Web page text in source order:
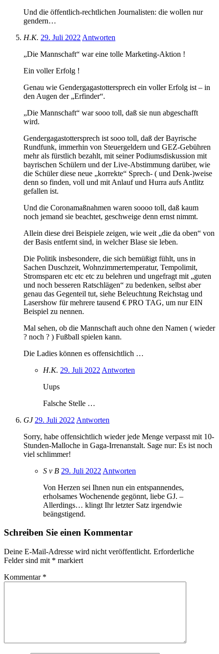
Und die öffentlich-rechtlichen Journalisten: die wollen nur
gendern…
H.K. 29. Juli 2022 Antworten
„Die Mannschaft“ war eine tolle Marketing-Aktion !
Ein voller Erfolg !
Genau wie Gendergagastottersprech ein voller Erfolg ist – in
den Augen der „Erfinder“.
„Die Mannschaft“ war sooo toll, daß sie nun abgeschafft
wird.
Gendergagastottersprech ist sooo toll, daß der Bayrische
Rundfunk, immerhin von Steuergeldern und GEZ-Gebühren
mehr als fürstlich bezahlt, mit seiner Podiumsdiskussion mit
bayrischen Schülern und der Live-Abstimmung darüber, wie
die Schüler diese neue „korrekte“ Sprech- ( und Denk-)weise
denn so finden, voll und mit Anlauf und Hurra aufs Antlitz
gefallen ist.
Und die Coronamaßnahmen waren soooo toll, daß kaum
noch jemand sie beachtet, geschweige denn ernst nimmt.
Allein diese drei Beispiele zeigen, wie weit „die da oben“ von
der Basis entfernt sind, in welcher Blase sie leben.
Die Politik insbesondere, die sich bemüßigt fühlt, uns in
Sachen Duschzeit, Wohnzimmertemperatur, Tempolimit,
Stromsparen etc etc etc zu belehren und ungefragt mit „guten
und noch besseren Ratschlägen“ zu bedenken, selbst aber
genau das Gegenteil tut, siehe Beleuchtung Reichstag und
Lasershow für mehrere tausend € PRO TAG, um nur EIN
Beispiel zu nennen.
Mal sehen, ob die Mannschaft auch ohne den Namen ( wieder
? noch ? ) Fußball spielen kann.
Die Ladies können es offensichtlich …
H.K. 29. Juli 2022 Antworten
Uups
Falsche Stelle …
GJ 29. Juli 2022 Antworten
Sorry, habe offensichtlich wieder jede Menge verpasst mit 10-
Stunden-Malloche in Gaga-Irrenanstalt. Sage nur: Es ist noch
viel schlimmer!
S v B 29. Juli 2022 Antworten
Von Herzen sei Ihnen nun ein entspannendes,
erholsames Wochenende gegönnt, liebe GJ. –
Allerdings… klingt Ihr letzter Satz irgendwie
beängstigend.
Schreiben Sie einen Kommentar
Deine E-Mail-Adresse wird nicht veröffentlicht. Erforderliche
Felder sind mit * markiert
Kommentar *